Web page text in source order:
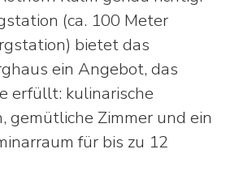
(ca. 100 Meter
bietet das
ein Angebot, das
erfüllt: kulinarische
gemütliche Zimmer und ein
für bis zu 12